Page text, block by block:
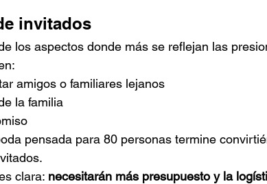
invitados
los aspectos donde más se reflejan las
amigos o familiares lejanos
la familia
pensada para 80 personas termine
clara: necesitarán más presupuesto y la